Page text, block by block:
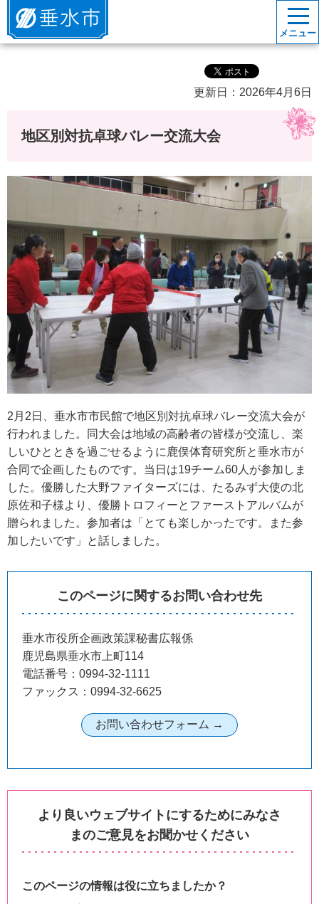
垂水市
メニュー
更新日：2026年4月6日
地区別対抗卓球バレー交流大会
2月2日、垂水市市民館で地区別対抗卓球バレー交流大会が
行われました。同大会は地域の高齢者の皆様が交流し、楽
しいひとときを過ごせるように鹿俣体育研究所と垂水市が
合同で企画したものです。当日は19チーム60人が参加しま
した。優勝した大野ファイターズには、たるみず大使の北
原佐和子様より、優勝トロフィーとファーストアルバムが
贈られました。参加者は「とても楽しかったです。また参
加したいです」と話しました。
このページに関するお問い合わせ先
垂水市役所企画政策課秘書広報係
鹿児島県垂水市上町114
電話番号：0994-32-1111
ファックス：0994-32-6625
より良いウェブサイトにするためにみなさ
まのご意見をお聞かせください
このページの情報は役に立ちましたか？